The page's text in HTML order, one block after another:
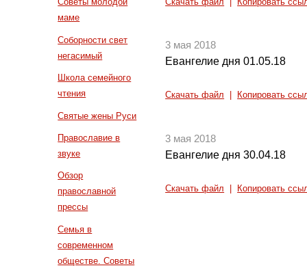
маме
Соборности свет
негасимый
Школа семейного
чтения
Святые жены Руси
Православие в
звуке
Обзор
православной
прессы
Семья в
современном
обществе. Советы
3 мая 2018
Евангелие дня 01.05.18
Скачать файл Копировать
3 мая 2018
Евангелие дня 30.04.18
Скачать файл Копировать